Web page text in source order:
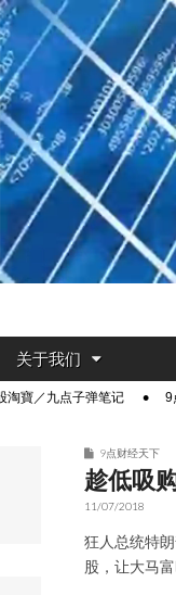
关于我们
淘寶／九点子弹笔记 9
9点财经天下
趁低吸
11/07/2018
狂人总统特
股，让大马